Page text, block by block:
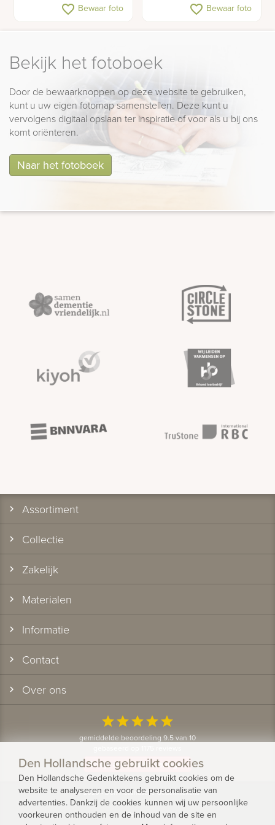
Dubbel grafmonument
met ruwe zuilen
favorite_border Bewaar foto
Grafsteen bronzen
beeldje vogeltjes
favorite_border Bewaar foto
Bekijk het fotoboek
Door de bewaarknoppen op deze website te gebruiken,
kunt u uw eigen fotomap samenstellen. Deze kunt u
vervolgens digitaal opslaan ter inspiratie of voor als u bij ons
komt oriënteren.
Naar het fotoboek
Assortiment
Collectie
Zakelijk
Materialen
Informatie
Contact
Over ons
starstarstarstarstar
gemiddelde beoordeling 9.5 van 10
Bekijk alle klantervaringen
© 2026 - Den Hollandsche Gedenktekens
Privacy
Den Hollandsche gebruikt cookies
Den Hollandsche Gedenktekens gebruikt cookies om de
website te analyseren en voor de personalisatie van
advertenties. Dankzij de cookies kunnen wij uw persoonlijke
voorkeuren onthouden en de inhoud van de site en